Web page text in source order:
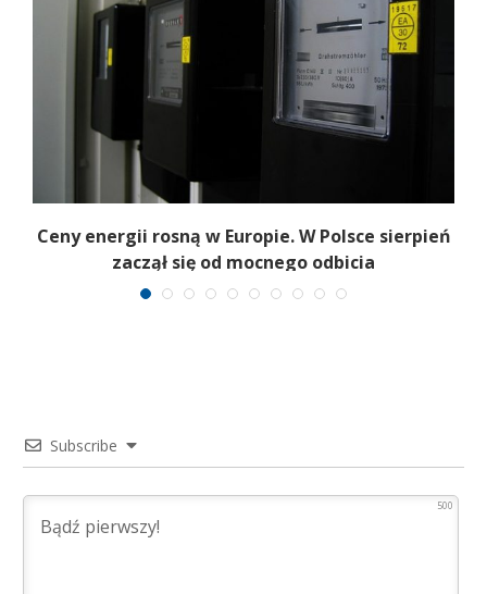
Ceny energii rosną w Europie. W Polsce sierpień
zaczął się od mocnego odbicia
Subscribe
500